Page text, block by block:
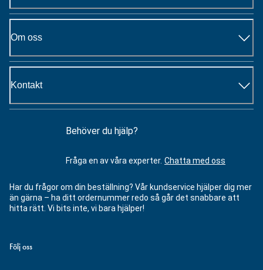
Om oss
Kontakt
Behöver du hjälp?
Fråga en av våra experter. Chatta med oss
Har du frågor om din beställning? Vår kundservice hjälper dig mer
än gärna – ha ditt ordernummer redo så går det snabbare att
hitta rätt. Vi bits inte, vi bara hjälper!
Följ oss